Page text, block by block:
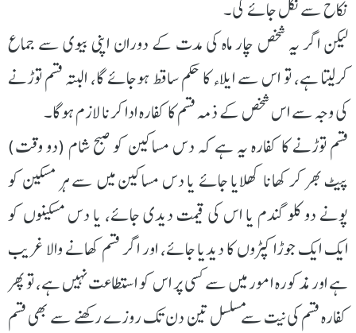
نکاح سے نکل جائے گی۔
لیکن اگر یہ شخص چار ماہ کی مدت کے دوران اپنی بیوی سے جماع
کرلیتا ہے، تو اس سے ایلاء کا حکم ساقط ہوجائے گا، البتہ قسم توڑنے
کی وجہ سے اس شخص کے ذمہ قسم کا کفارہ ادا کرنا لازم ہوگا۔
قسم توڑنے کا کفارہ یہ ہے کہ دس مساکین کو صبح شام (دو وقت)
پیٹ بھر کر کھانا کھلایا جائے یا دس مساکین میں سے ہر مسکین کو
پونے دو کلو گندم یا اس کی قیمت دیدی جائے، یا دس مسکینوں کو
ایک ایک جوڑا کپڑوں کا دیدیا جائے، اور اگر قسم کھانے والا غریب
ہے اور مذکورہ امور میں سے کسی پر اس کو استطاعت نہیں ہے، تو پھر
کفارہ قسم کی نیت سے مسلسل تین دن تک روزے رکھنے سے بھی قسم